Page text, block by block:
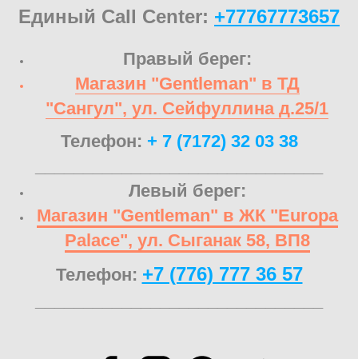
Единый Call Center: +77767773657
Правый берег:
Магазин "Gentleman" в ТД
"Сангул", ул. Сейфуллина д.25/1
Телефон: + 7 (7172) 32 03 38
Левый берег:
Магазин "Gentleman" в ЖК "Europa
Palace", ул. Сыганак 58, ВП8
Телефон: +7 (776) 777 36 57